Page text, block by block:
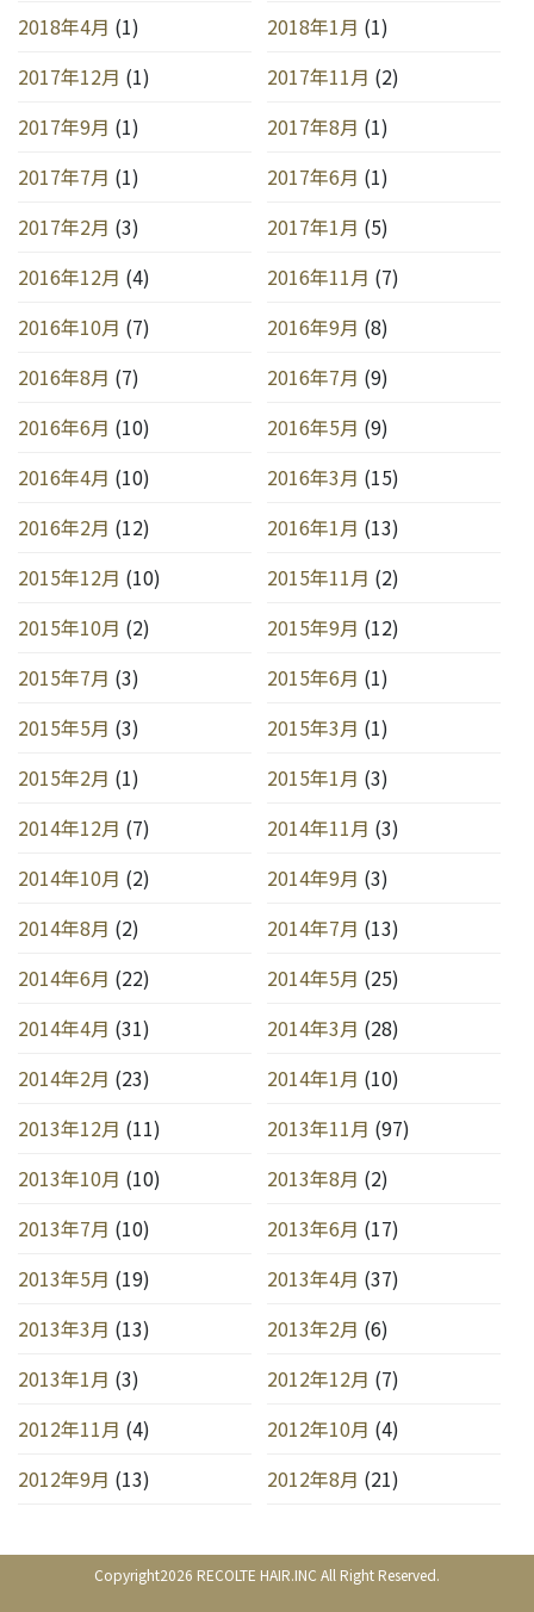
2018年4月 (1) 2018年1月 (1)
2017年12月 (1) 2017年11月 (2)
2017年9月 (1) 2017年8月 (1)
2017年7月 (1) 2017年6月 (1)
2017年2月 (3) 2017年1月 (5)
2016年12月 (4) 2016年11月 (7)
2016年10月 (7) 2016年9月 (8)
2016年8月 (7) 2016年7月 (9)
2016年6月 (10) 2016年5月 (9)
2016年4月 (10) 2016年3月 (15)
2016年2月 (12) 2016年1月 (13)
2015年12月 (10) 2015年11月 (2)
2015年10月 (2) 2015年9月 (12)
2015年7月 (3) 2015年6月 (1)
2015年5月 (3) 2015年3月 (1)
2015年2月 (1) 2015年1月 (3)
2014年12月 (7) 2014年11月 (3)
2014年10月 (2) 2014年9月 (3)
2014年8月 (2) 2014年7月 (13)
2014年6月 (22) 2014年5月 (25)
2014年4月 (31) 2014年3月 (28)
2014年2月 (23) 2014年1月 (10)
2013年12月 (11) 2013年11月 (97)
2013年10月 (10) 2013年8月 (2)
2013年7月 (10) 2013年6月 (17)
2013年5月 (19) 2013年4月 (37)
2013年3月 (13) 2013年2月 (6)
2013年1月 (3) 2012年12月 (7)
2012年11月 (4) 2012年10月 (4)
2012年9月 (13) 2012年8月 (21)
Copyright2026 RECOLTE HAIR.INC All Right Reserved.